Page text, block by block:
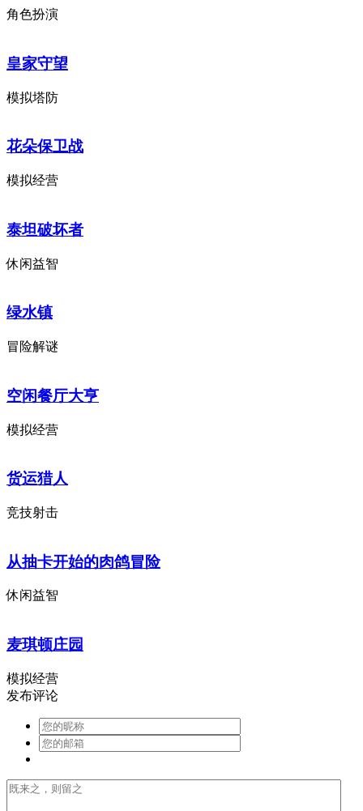
角色扮演
皇家守望
模拟塔防
花朵保卫战
模拟经营
泰坦破坏者
休闲益智
绿水镇
冒险解谜
空闲餐厅大亨
模拟经营
货运猎人
竞技射击
从抽卡开始的肉鸽冒险
休闲益智
麦琪顿庄园
模拟经营
发布评论